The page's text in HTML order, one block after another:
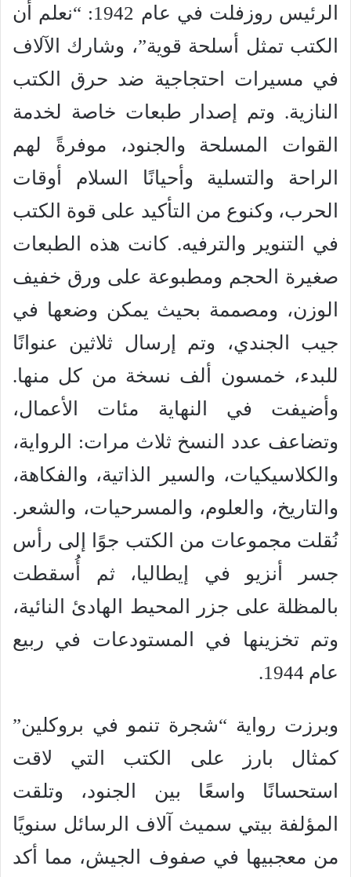
الرئيس روزفلت في عام 1942: “نعلم أن
الكتب تمثل أسلحة قوية”، وشارك الآلاف
في مسيرات احتجاجية ضد حرق الكتب
النازية. وتم إصدار طبعات خاصة لخدمة
القوات المسلحة والجنود، موفرةً لهم
الراحة والتسلية وأحيانًا السلام أوقات
الحرب، وكنوع من التأكيد على قوة الكتب
في التنوير والترفيه. كانت هذه الطبعات
صغيرة الحجم ومطبوعة على ورق خفيف
الوزن، ومصممة بحيث يمكن وضعها في
جيب الجندي، وتم إرسال ثلاثين عنوانًا
للبدء، خمسون ألف نسخة من كل منها.
وأضيفت في النهاية مئات الأعمال،
وتضاعف عدد النسخ ثلاث مرات: الرواية،
والكلاسيكيات، والسير الذاتية، والفكاهة،
والتاريخ، والعلوم، والمسرحيات، والشعر.
نُقلت مجموعات من الكتب جوًا إلى رأس
جسر أنزيو في إيطاليا، ثم أُسقطت
بالمظلة على جزر المحيط الهادئ النائية،
وتم تخزينها في المستودعات في ربيع
عام 1944.
وبرزت رواية “شجرة تنمو في بروكلين”
كمثال بارز على الكتب التي لاقت
استحسانًا واسعًا بين الجنود، وتلقت
المؤلفة بيتي سميث آلاف الرسائل سنويًا
من معجبيها في صفوف الجيش، مما أكد